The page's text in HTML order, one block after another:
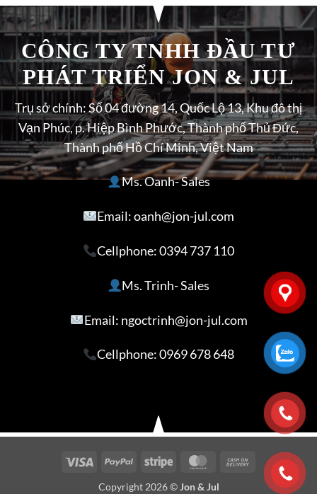
CÔNG TY TNHH ĐẦU TƯ
PHÁT TRIỂN JON & JUL
Trụ sở chính: Số 04 đường 14, Quốc Lộ 13, Khu đô thị
Vạn Phúc, p. Hiệp Bình Phước, Thành phố Thủ Đức,
Thành phố Hồ Chí Minh, Việt Nam
Ms. Oanh- Sales
Email: oanh@jon-jul.com
Cellphone:0394 737 110
Ms. Trinh- Sales
Email: ngoctrinh@jon-jul.com
Cellphone:0969 678 648
Visa PayPal Stripe MasterCardCash
On
Copyright 2026 © Jon & Jul